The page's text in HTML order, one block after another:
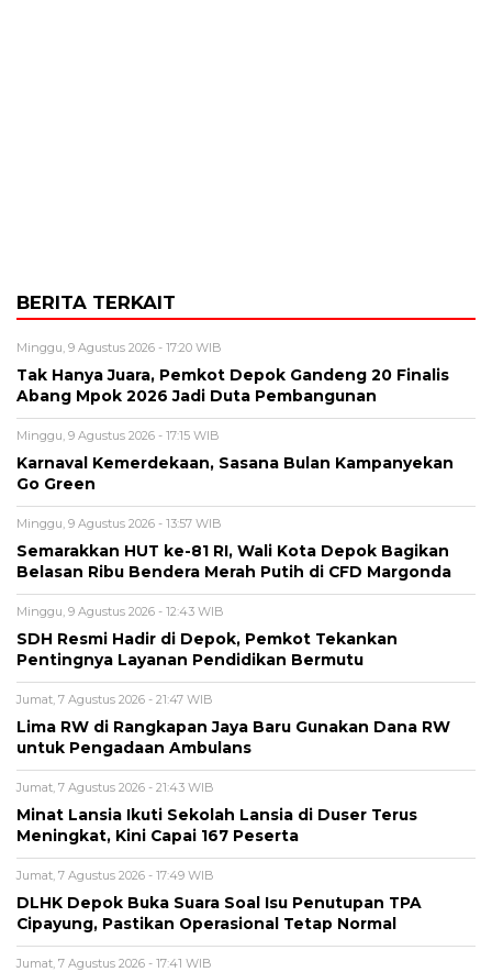
BERITA TERKAIT
Minggu, 9 Agustus 2026 - 17:20 WIB
Tak Hanya Juara, Pemkot Depok Gandeng 20 Finalis
Abang Mpok 2026 Jadi Duta Pembangunan
Minggu, 9 Agustus 2026 - 17:15 WIB
Karnaval Kemerdekaan, Sasana Bulan Kampanyekan
Go Green
Minggu, 9 Agustus 2026 - 13:57 WIB
Semarakkan HUT ke-81 RI, Wali Kota Depok Bagikan
Belasan Ribu Bendera Merah Putih di CFD Margonda
Minggu, 9 Agustus 2026 - 12:43 WIB
SDH Resmi Hadir di Depok, Pemkot Tekankan
Pentingnya Layanan Pendidikan Bermutu
Jumat, 7 Agustus 2026 - 21:47 WIB
Lima RW di Rangkapan Jaya Baru Gunakan Dana RW
untuk Pengadaan Ambulans
Jumat, 7 Agustus 2026 - 21:43 WIB
Minat Lansia Ikuti Sekolah Lansia di Duser Terus
Meningkat, Kini Capai 167 Peserta
Jumat, 7 Agustus 2026 - 17:49 WIB
DLHK Depok Buka Suara Soal Isu Penutupan TPA
Cipayung, Pastikan Operasional Tetap Normal
Jumat, 7 Agustus 2026 - 17:41 WIB